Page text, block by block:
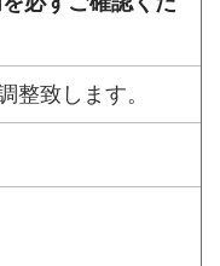
整致します。